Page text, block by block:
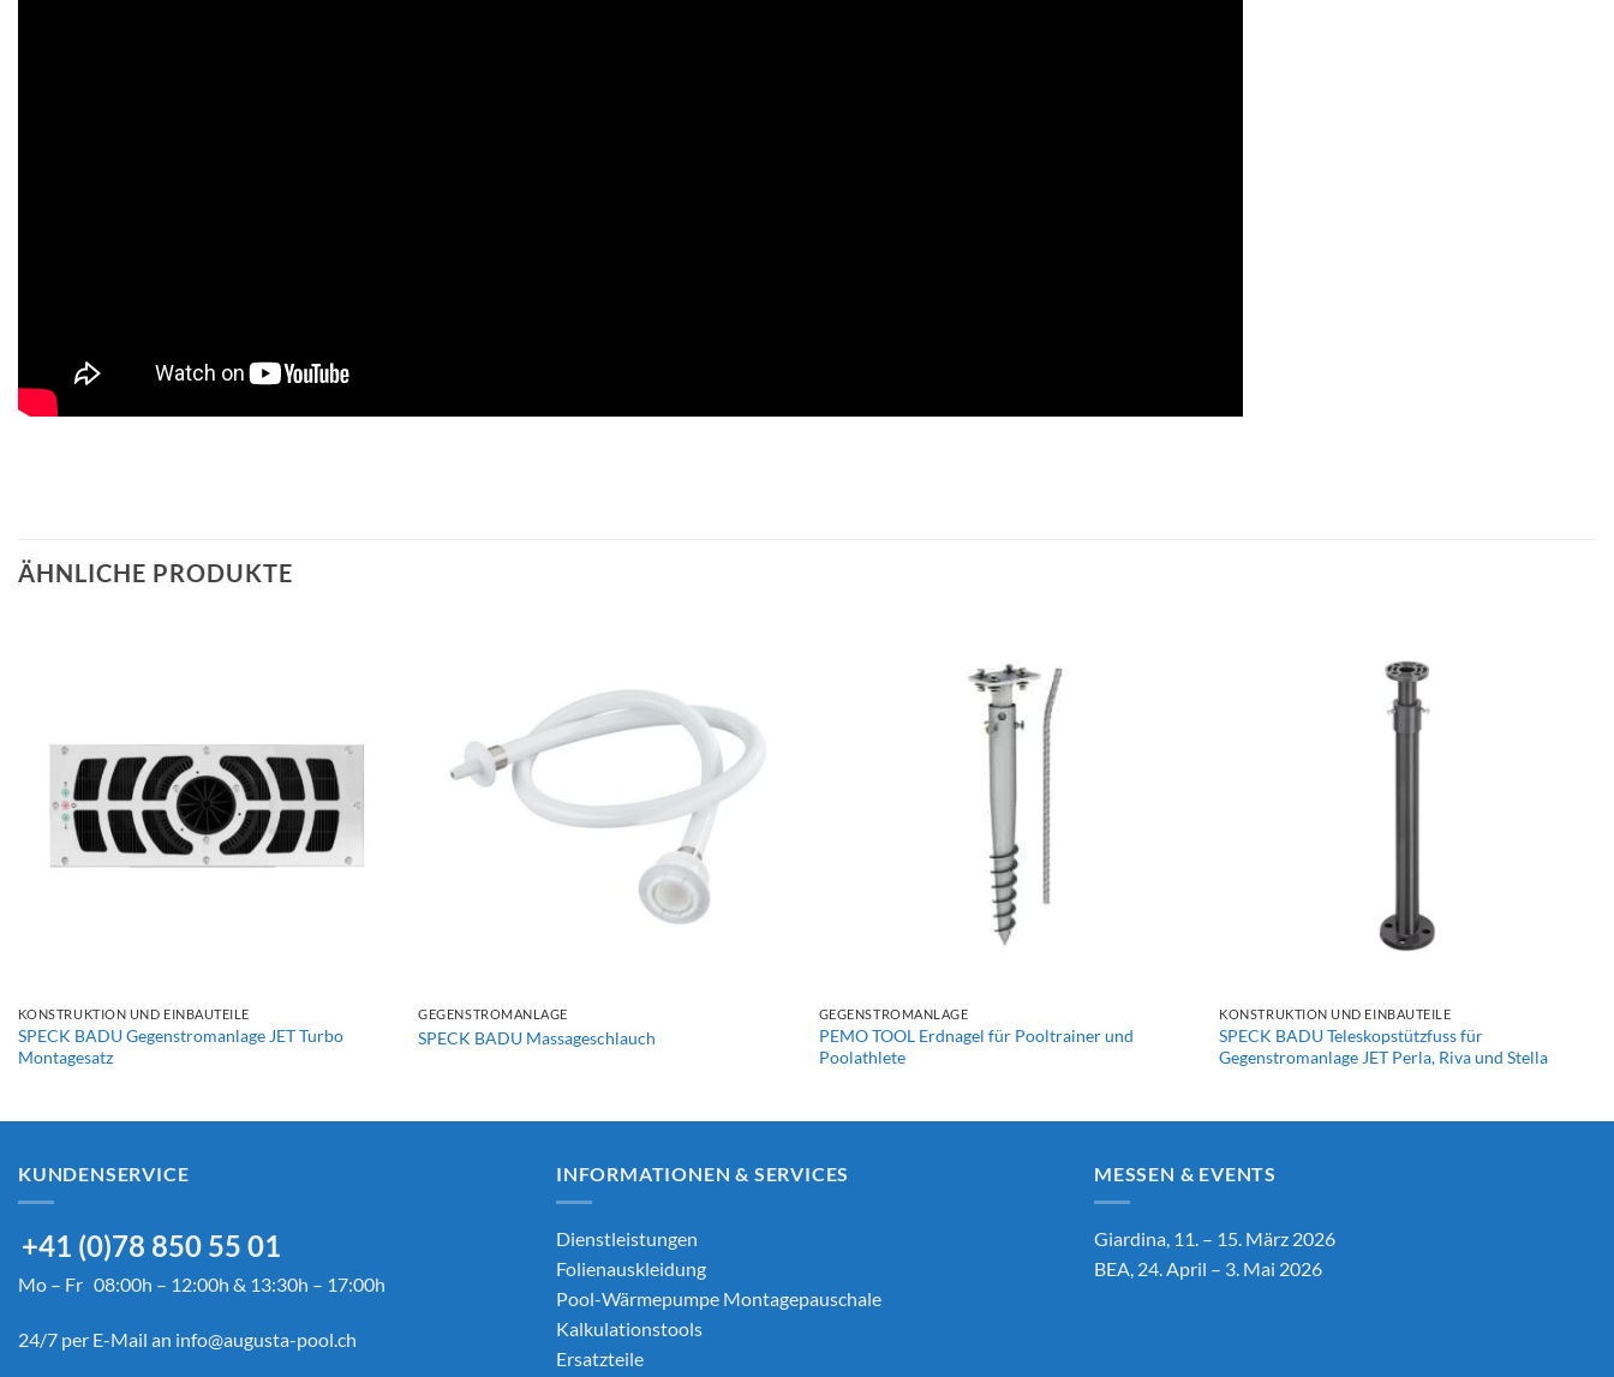
ÄHNLICHE PRODUKTE
KONSTRUKTION UND EINBAUTEILE
SPECK BADU Gegenstromanlage JET Turbo
Montagesatz
GEGENSTROMANLAGE
SPECK BADU Massageschlauch
GEGENSTROMANLAGE
PEMO TOOL Erdnagel für Pooltrainer und
Poolathlete
KONSTRUKTION UND EINBAUTEILE
SPECK BADU Teleskopstützfuss für
Gegenstromanlage JET Perla, Riva und Stella
KUNDENSERVICE
+41 (0)78 850 55 01
Mo – Fr 08:00h – 12:00h & 13:30h – 17:00h
24/7 per E-Mail an info@augusta-pool.ch
INFORMATIONEN & SERVICES
Dienstleistungen
Folienauskleidung
Pool-Wärmepumpe Montagepauschale
Kalkulationstools
Ersatzteile
MESSEN & EVENTS
Giardina, 11. – 15. März 2026
BEA, 24. April – 3. Mai 2026